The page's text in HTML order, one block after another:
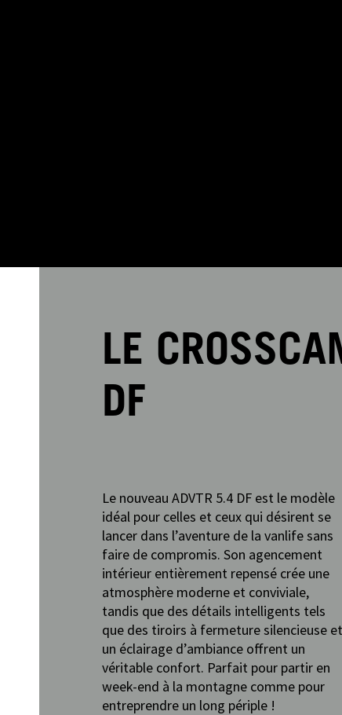
LE
DF
Le nouveau ADVTR 5.4 DF est le modèle
idéal pour celles et ceux qui désirent se
lancer dans l’aventure de la vanlife sans
faire de compromis. Son agencement
intérieur entièrement repensé crée une
atmosphère moderne et conviviale,
tandis que des détails intelligents tels
que des tiroirs à fermeture silencieuse et
un éclairage d’ambiance offrent un
véritable confort. Parfait pour partir en
week-end à la montagne comme pour
entreprendre un long périple !